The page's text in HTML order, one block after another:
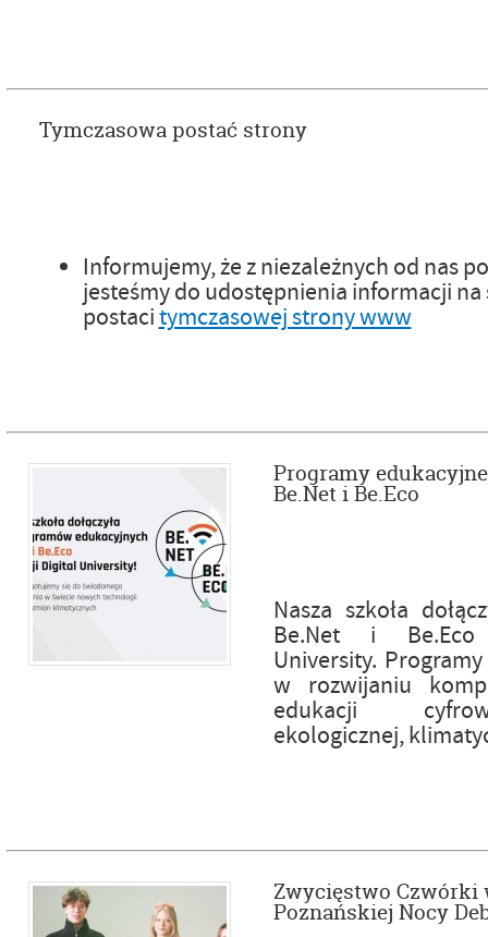
Tymczasowa postać strony
Informujemy, że z niezależnych od nas
jesteśmy do udostępnienia informacji
postacitymczasowej strony www
Programy edukacyjne
Be.Net i Be.Eco
Nasza szkoła
Be.Net i
University.
w rozwijaniu
edukacji
ekologicznej,
Zwycięstwo Czwórki
Poznańskiej Nocy